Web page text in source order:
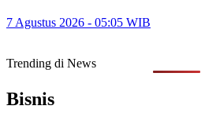
7 Agustus 2026 - 05:05 WIB
Trending di News
Bisnis